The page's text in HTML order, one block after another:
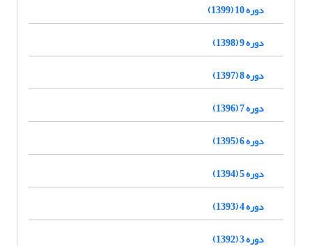
دوره 10 (1399)
دوره 9 (1398)
دوره 8 (1397)
دوره 7 (1396)
دوره 6 (1395)
دوره 5 (1394)
دوره 4 (1393)
دوره 3 (1392)